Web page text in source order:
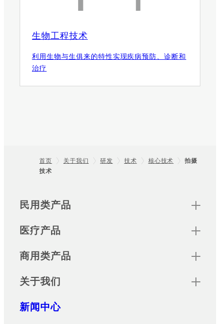
生物工程技术
利用生物与生俱来的特性实现疾病预防、诊断和
治疗
Footer
首页 关于我们 研发 技术 核心技术
拍摄
技术
Sitemap
民用类产品
医疗产品
商用类产品
关于我们
新闻中心